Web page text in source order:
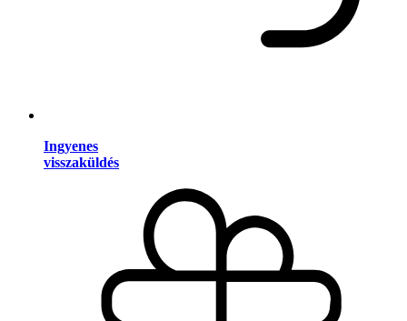
Ingyenes
visszaküldés